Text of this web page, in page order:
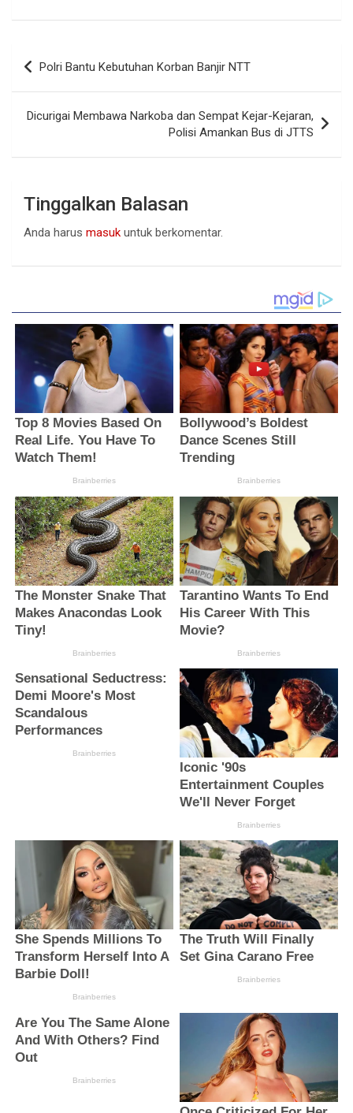
Navigasi
pos
Polri Bantu Kebutuhan Korban Banjir NTT
Dicurigai Membawa Narkoba dan Sempat Kejar-Kejaran,
Polisi Amankan Bus di JTTS
Tinggalkan Balasan
Anda harus masuk untuk berkomentar.